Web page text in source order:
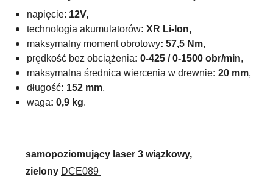
napięcie: 12V,
technologia akumulatorów: XR Li-Ion,
maksymalny moment obrotowy: 57,5 Nm,
prędkość bez obciążenia: 0-425 / 0-1500 obr/min,
maksymalna średnica wiercenia w drewnie: 20 mm,
długość: 152 mm,
waga: 0,9 kg.
samopoziomujący laser 3 wiązkowy,
zielony DCE089